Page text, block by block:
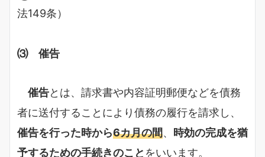
法149条）
⑶ 催告
催告とは、請求書や内容証明郵便などを債務
者に送付することにより債務の履行を請求し、
催告を行った時から6カ月の間、 時効の完成を猶
予するための手続きのこと をいいます。